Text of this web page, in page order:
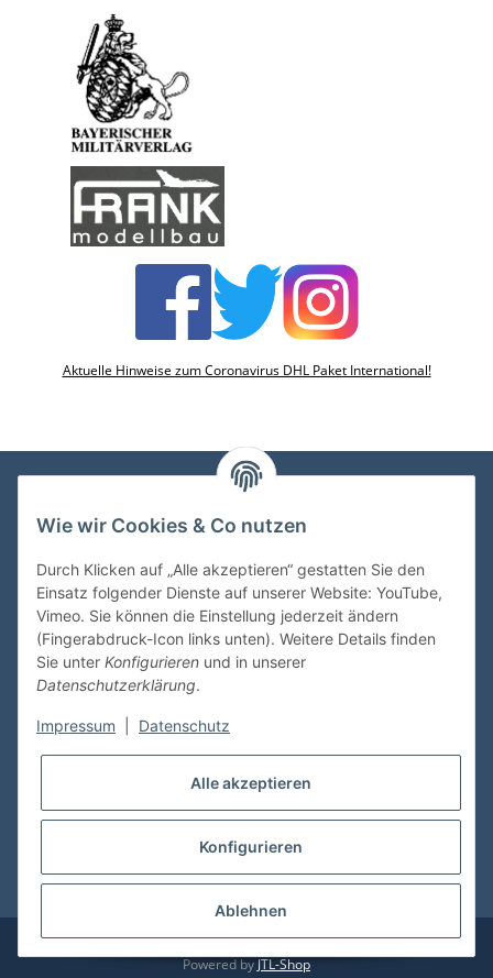
Aktuelle Hinweise zum Coronavirus DHL Paket International!
VDMedien24.de
Kasernenstraße 6-10
66482 Zweibrücken
Tel. 06332 72710
eMail: heinz.nickel@vdmedien.de
Shop Service
* Alle Preise inkl. gesetzlicher USt., zzgl.Versand
© vdmedien24.de Besucherzähler: 10724193
Powered by JTL-Shop
Wie wir Cookies & Co nutzen
Durch Klicken auf „Alle akzeptieren“ gestatten Sie den
Einsatz folgender Dienste auf unserer Website: YouTube,
Vimeo. Sie können die Einstellung jederzeit ändern
(Fingerabdruck-Icon links unten). Weitere Details finden
Sie unter Konfigurieren und in unserer
Datenschutzerklärung.
Impressum Datenschutz
Alle akzeptieren
Konfigurieren
Ablehnen